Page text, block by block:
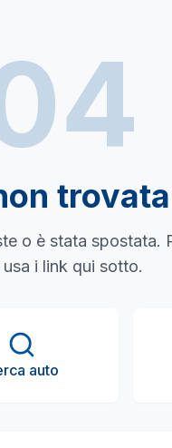
trovata
o è stata spostata.
i link qui sotto.
auto